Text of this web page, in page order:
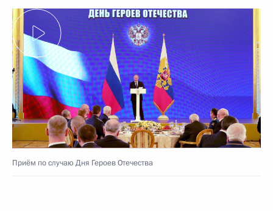
Приём по случаю Дня Героев Отечества